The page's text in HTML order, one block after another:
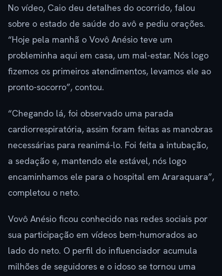
No vídeo, Caio deu detalhes do ocorrido, falou
sobre o estado de saúde do avô e pediu orações.
“Hoje pela manhã o Vovô Anésio teve um
probleminha aqui em casa, um mal-estar. Nós logo
fizemos os primeiros atendimentos, levamos ele ao
pronto-socorro”, contou.
“Chegando lá, foi observado uma parada
cardiorrespiratória, assim foram feitas as manobras
necessárias para reanimá-lo. Foi feita a intubação,
a sedação e, mantendo ele estável, nós logo
encaminhamos ele para o hospital em Araraquara”,
completou o neto.
Vovô Anésio ficou conhecido nas redes sociais por
sua participação em vídeos bem-humorados ao
lado do neto. O perfil do influenciador acumula
milhões de seguidores e o idoso se tornou uma